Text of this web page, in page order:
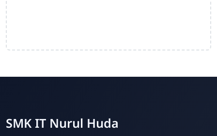
SMK IT Nurul Huda